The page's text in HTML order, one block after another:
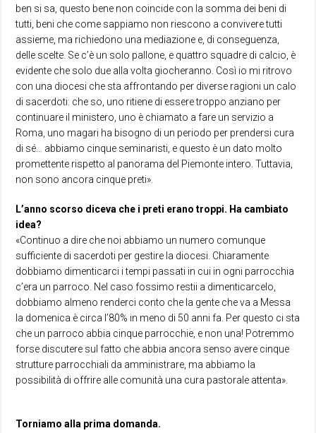
ben si sa, questo bene non coincide con la somma dei beni di
tutti, beni che come sappiamo non riescono a convivere tutti
assieme, ma richiedono una mediazione e, di conseguenza,
delle scelte. Se c’è un solo pallone, e quattro squadre di calcio, è
evidente che solo due alla volta giocheranno. Così io mi ritrovo
con una diocesi che sta affrontando per diverse ragioni un calo
di sacerdoti: che so, uno ritiene di essere troppo anziano per
continuare il ministero, uno è chiamato a fare un servizio a
Roma, uno magari ha bisogno di un periodo per prendersi cura
di sé… abbiamo cinque seminaristi, e questo è un dato molto
promettente rispetto al panorama del Piemonte intero. Tuttavia,
non sono ancora cinque preti».
L’anno scorso diceva che i preti erano troppi. Ha cambiato
idea?
«Continuo a dire che noi abbiamo un numero comunque
sufficiente di sacerdoti per gestire la diocesi. Chiaramente
dobbiamo dimenticarci i tempi passati in cui in ogni parrocchia
c’era un parroco. Nel caso fossimo restii a dimenticarcelo,
dobbiamo almeno renderci conto che la gente che va a Messa
la domenica è circa l’80% in meno di 50 anni fa. Per questo ci sta
che un parroco abbia cinque parrocchie, e non una! Potremmo
forse discutere sul fatto che abbia ancora senso avere cinque
strutture parrocchiali da amministrare, ma abbiamo la
possibilità di offrire alle comunità una cura pastorale attenta».
Torniamo alla prima domanda.